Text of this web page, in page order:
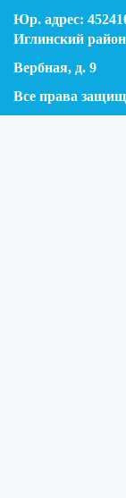
Юр. адрес:
Иглинский
Вербная, д. 9
Все права